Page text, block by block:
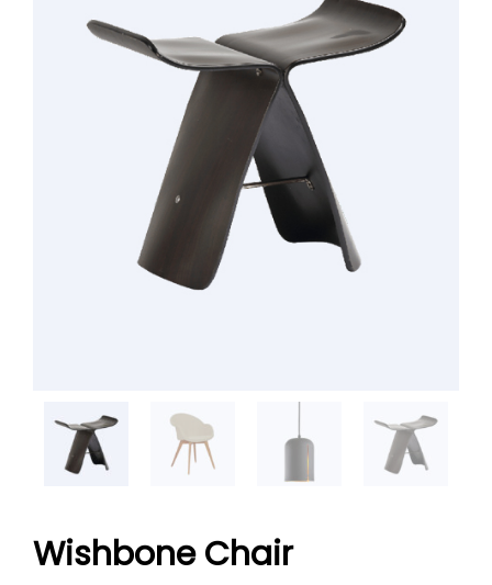
Wishbone Chair